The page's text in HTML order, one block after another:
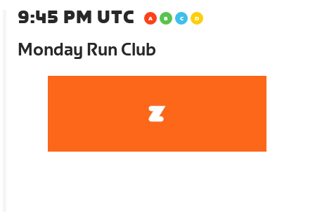
9:45 PM UTC
Monday Run Club